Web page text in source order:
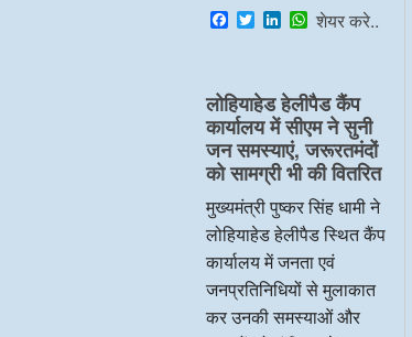
F
a
b
o
o
k
T
w
t
e
r
L
i
e
d
I
n
W
h
s
A
p
p
शेयर करे..
लोहियाहेड हेलीपैड कैंप
कार्यालय में सीएम ने सुनी
जन समस्याएं, जरूरतमंदों
को सामग्री भी की वितरित
मुख्यमंत्री पुष्कर सिंह धामी ने
लोहियाहेड हेलीपैड स्थित कैंप
कार्यालय में जनता एवं
जनप्रतिनिधियों से मुलाकात
कर उनकी समस्याओं और